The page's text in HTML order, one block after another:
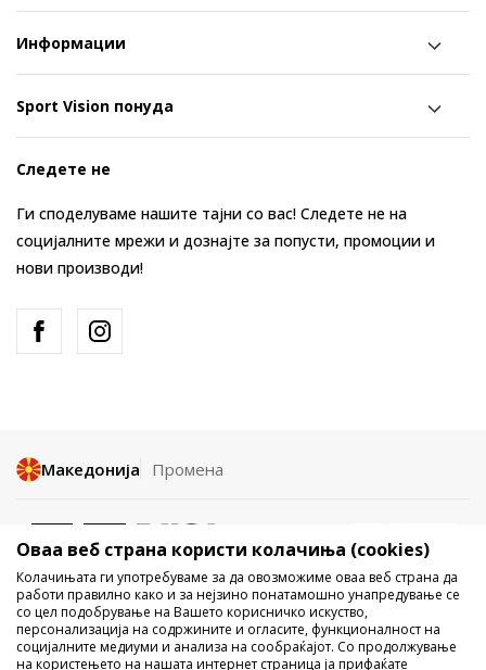
Информации
Sport Vision понуда
Следете не
Ги споделуваме нашите тајни со вас! Следете не на
социјалните мрежи и дознајте за попусти, промоции и
нови производи!
Македонија Промена
Не е дозволено превземање или користење на содржината од
интернет страните на Sport Vision, делумно или целосно a се
однесува на логоа, трговски марки, комерцијални содржини, ниту
Оваа веб страна користи колачиња (cookies)
Колачињата ги употребуваме за да овозможиме оваа веб страна да
работи правилно како и за нејзино понатамошно унапредување се
со цел подобрување на Вашето корисничко искуство,
персонализација на содржините и огласите, функционалност на
социјалните медиуми и анализа на сообраќајот. Со продолжување
на користењето на нашата интернет страница ја прифаќате